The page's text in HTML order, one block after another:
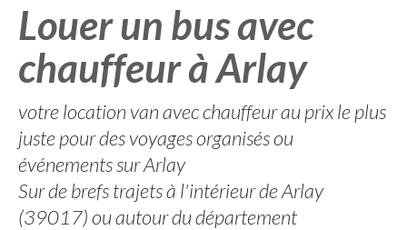
Louer un bus avec
chauffeur à Arlay
votre location van avec chauffeur au prix le plus
juste pour des voyages organisés ou
événements sur Arlay
Sur de brefs trajets à l'intérieur de Arlay
(39017) ou autour du département